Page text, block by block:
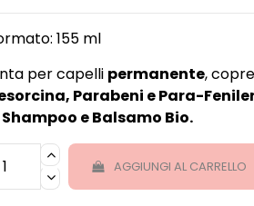
155 ml
per capelli permanente,
Parabeni e Para-
e Balsamo Bio.
AGGIUNGI AL CARRELLO